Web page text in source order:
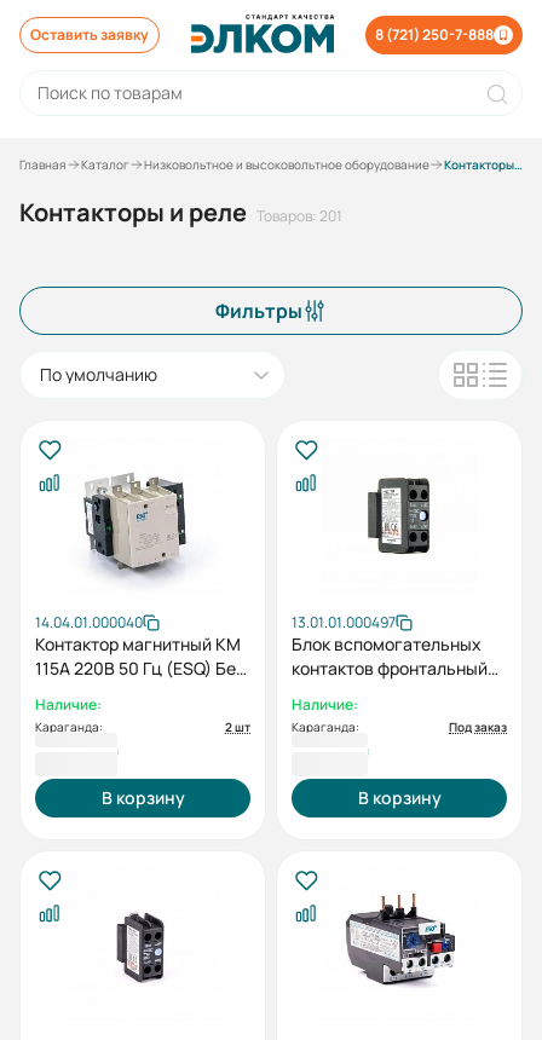
Оставить заявку 8 (721) 250-7-888
Главная Каталог Низковольтное и высоковольтное оборудование Контакторы и реле
Контакторы и реле Товаров: 201
Фильтры
По умолчанию
14.04.01.000040
Контактор магнитный КМ
115А 220В 50 Гц (ESQ) Без
Наличие:
Караганда: 2 шт
В корзину
13.01.01.000497
Блок вспомогательных
контактов фронтальный
100, UMC9-100, HGR)
Наличие:
Караганда: Под заказ
В корзину